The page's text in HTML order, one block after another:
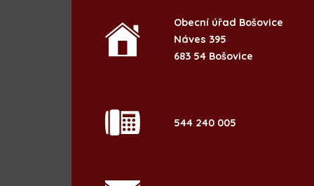
Obecní úřad Bošovice
Náves 395
683 54 Bošovice
544 240 005